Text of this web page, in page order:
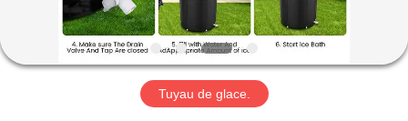
FACTORY
Tuyau de glace.